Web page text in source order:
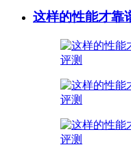
这样的性能才靠